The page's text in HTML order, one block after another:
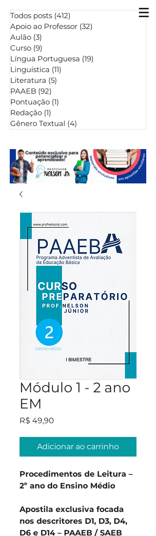
Todos posts (412)
Apoio ao Professor (32)
Aulão (3)
Curso (9)
Língua Portuguesa (19)
Linguística (11)
Literatura (5)
PAAEB (92)
Pontuação (1)
Redação (1)
Gênero Textual (4)
Módulo 1 - 2 ano
EM
R$ 49,90
Adicionar ao carrinho
Procedimentos de Leitura –
2º ano do Ensino Médio
Apostila exclusiva focada
nos descritores D1, D3, D4,
D6 e D14 – PAAEB / SAEB